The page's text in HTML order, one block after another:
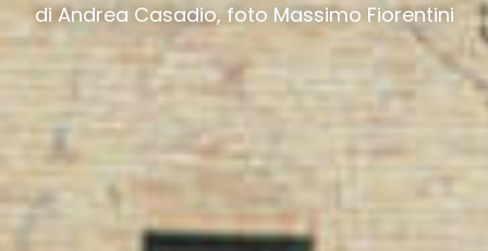
di Andrea Casadio, foto Massimo Fiorentini